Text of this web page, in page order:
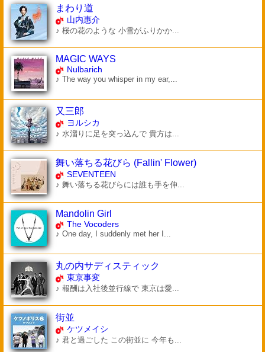
まわり道
山内惠介
♪ 桜の花のような 小雪がふりかか...
MAGIC WAYS
Nulbarich
♪ The way you whisper in my ear,...
又三郎
ヨルシカ
♪ 水溜りに足を突っ込んで 貴方は...
舞い落ちる花びら (Fallin' Flower)
SEVENTEEN
♪ 舞い落ちる花びらには誰も手を伸...
Mandolin Girl
The Vocoders
♪ One day, I suddenly met her I...
丸の内サディスティック
東京事変
♪ 報酬は入社後並行線で 東京は愛...
街並
ケツメイシ
♪ 君と過ごした この街並に 今年も...